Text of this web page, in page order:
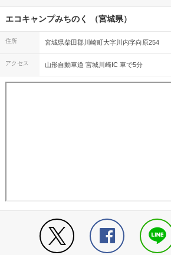
エコキャンプみちのく （宮城県）
住所 宮城県柴田郡川崎町大字川内字向原254
アクセス 山形自動車道 宮城川崎IC 車で5分